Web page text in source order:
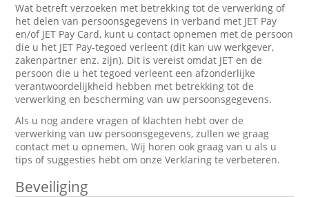
Wat betreft verzoeken met betrekking tot de verwerking of
het delen van persoonsgegevens in verband met JET Pay
en/of JET Pay Card, kunt u contact opnemen met de persoon
die u het JET Pay-tegoed verleent (dit kan uw werkgever,
zakenpartner enz. zijn). Dit is vereist omdat JET en de
persoon die u het tegoed verleent een afzonderlijke
verantwoordelijkheid hebben met betrekking tot de
verwerking en bescherming van uw persoonsgegevens.
Als u nog andere vragen of klachten hebt over de
verwerking van uw persoonsgegevens, zullen we graag
contact met u opnemen. Wij horen ook graag van u als u
tips of suggesties hebt om onze Verklaring te verbeteren.
Beveiliging